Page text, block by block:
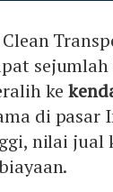
ke
di pasar
nilai jual